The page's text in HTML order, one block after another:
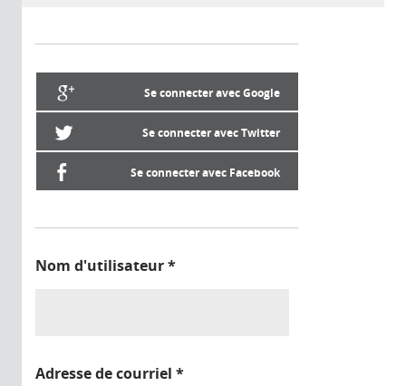
Se connecter avec Google
Se connecter avec Twitter
Se connecter avec Facebook
Nom d'utilisateur*
Adresse de courriel *